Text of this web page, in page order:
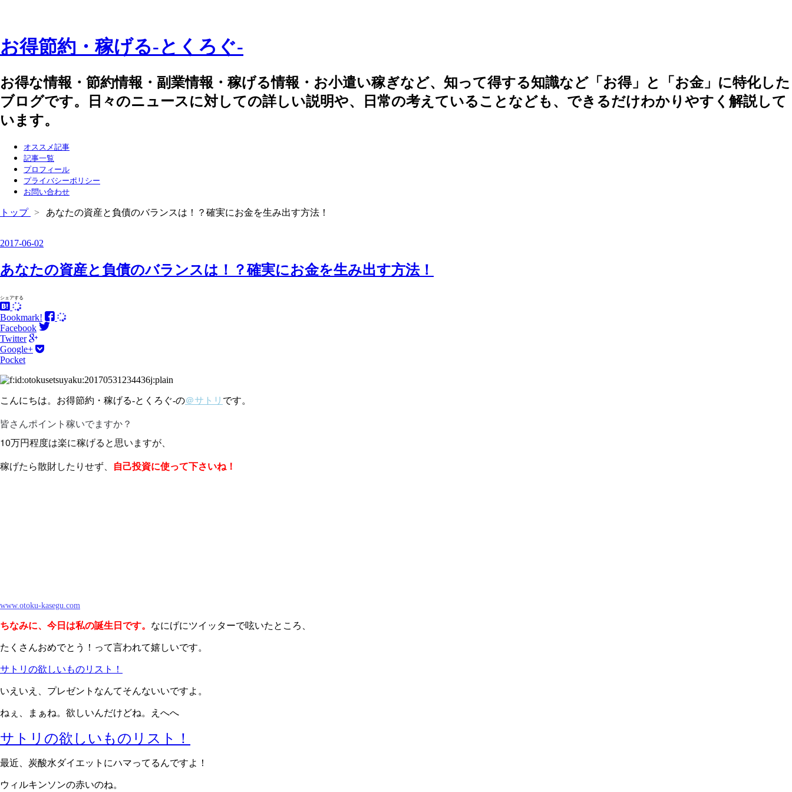
お得節約・稼げる-とくろぐ-
お得な情報・節約情報・副業情報・稼げる情報・お小遣い稼ぎなど、知って得する知識など「お得」と「お金」に特化した
ブログです。日々のニュースに対しての詳しい説明や、日常の考えていることなども、できるだけわかりやすく解説して
います。
オススメ記事
記事一覧
プロフィール
プライバシーポリシー
お問い合わせ
トップ > あなたの資産と負債のバランスは！？確実にお金を生み出す方法！
2017-06-02
あなたの資産と負債のバランスは！？確実にお金を生み出す方法！
シェアする
Bookmark!
Facebook
Twitter
Google+
Pocket
こんにちは。お得節約・稼げる-とくろぐ-の＠サトリ です。
皆さんポイント稼いでますか？
10万円程度は楽に稼げると思いますが、
稼げたら散財したりせず、 自己投資に使って下さいね！
www.otoku-kasegu.com
ちなみに、今日は私の誕生日です。 なにげにツイッターで呟いたところ、
たくさんおめでとう！って言われて嬉しいです。
サトリの欲しいものリスト！
いえいえ、プレゼントなんてそんないいですよ。
ねぇ、まぁね。欲しいんだけどね。えへへ
サトリの欲しいものリスト！
最近、炭酸水ダイエットにハマってるんですよ！
ウィルキンソンの赤いのね。